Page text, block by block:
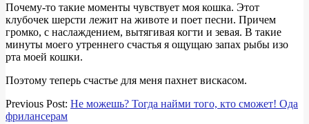
Почему-то такие моменты чувствует моя кошка. Этот
клубочек шерсти лежит на животе и поет песни. Причем
громко, с наслаждением, вытягивая когти и зевая. В такие
минуты моего утреннего счастья я ощущаю запах рыбы изо
рта моей кошки.
Поэтому теперь счастье для меня пахнет вискасом.
2018-
08-
Previous Post: Не можешь? Тогда найми того, кто сможет! Ода
фрилансерам